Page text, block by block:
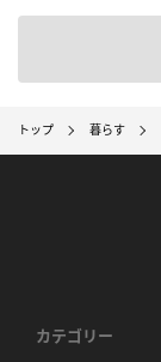
トップ 暮らす
カテゴリー